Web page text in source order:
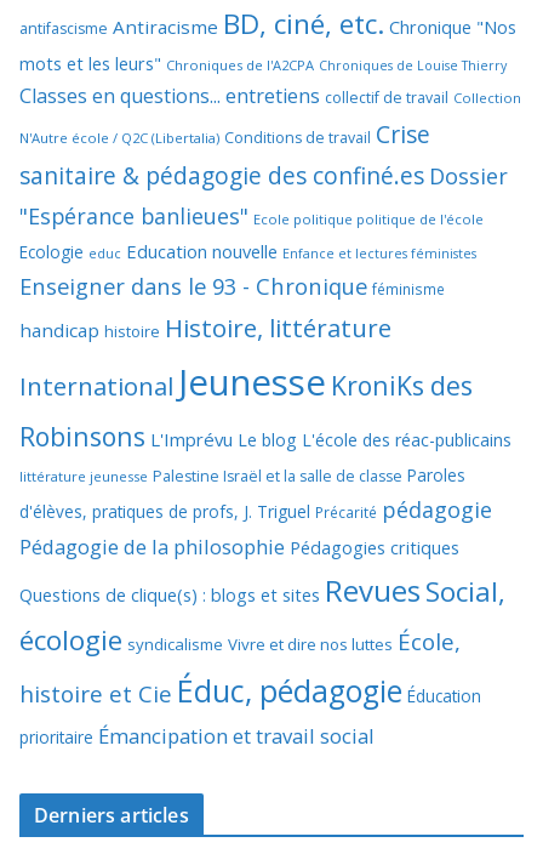
antifascisme Antiracisme BD, ciné, etc. Chronique "Nos
mots et les leurs" Chroniques de l'A2CPA Chroniques de Louise Thierry
Classes en questions... entretiens collectif de travail Collection
N'Autre école / Q2C (Libertalia) Conditions de travail Crise
sanitaire & pédagogie des confiné.es Dossier
"Espérance banlieues" Ecole politique politique de l'école
Ecologie educ Education nouvelle Enfance et lectures féministes
Enseigner dans le 93 - Chronique féminisme
handicap histoire Histoire, littérature
International Jeunesse KroniKs des
Robinsons L'Imprévu Le blog L'école des réac-publicains
littérature jeunesse Palestine Israël et la salle de classe Paroles
d'élèves, pratiques de profs, J. Triguel Précarité pédagogie
Pédagogie de la philosophie Pédagogies critiques
Questions de clique(s) : blogs et sites RevuesSocial,
écologie syndicalisme Vivre et dire nos luttes École,
histoire et Cie Éduc, pédagogie Éducation
prioritaire Émancipation et travail social
Derniers articles